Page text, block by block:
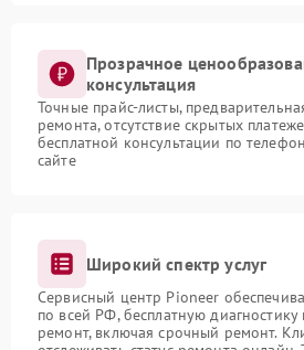
Прозрачное
консультация
Точные прайс-листы,
ремонта, отсутствие скрытых
бесплатной консультации по
сайте
Широкий спектр услуг
Сервисный центр Pioneer
по всей РФ, бесплатную диагностику
ремонт, включая срочный ремонт.